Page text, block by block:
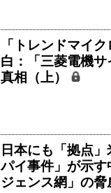
「トレンドマイ
白：「三菱電機
真相（上）
日本にも「拠点
パイ事件」が示す
ジェンス網」の脅